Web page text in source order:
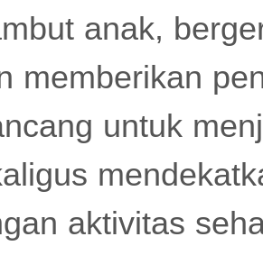
anak,
memberikan
untuk
aktivitas